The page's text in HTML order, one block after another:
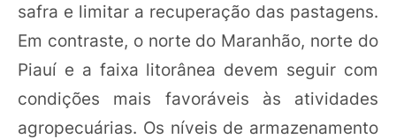
safra e limitar a recuperação das pastagens.
Em contraste, o norte do Maranhão, norte do
Piauí e a faixa litorânea devem seguir com
condições mais favoráveis às atividades
agropecuárias. Os níveis de armazenamento